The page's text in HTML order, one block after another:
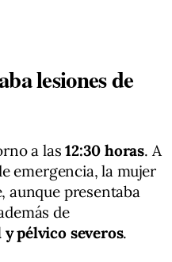
lesiones de
a las12:30 horas. A
emergencia, la mujer
aunque presentaba
de
pélvico severos.